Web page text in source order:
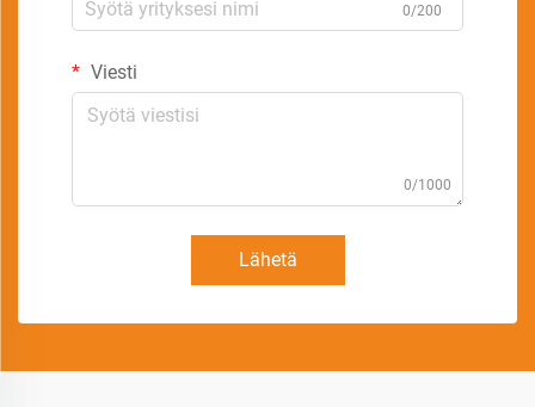
0/200
Viesti
0/1000
Lähetä